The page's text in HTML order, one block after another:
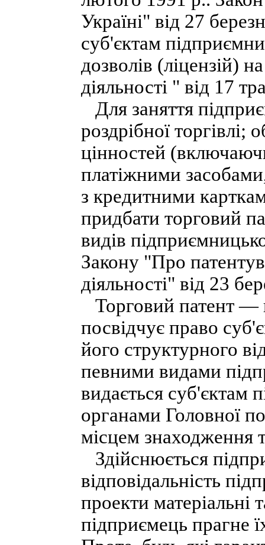
Україні" від 27
суб'єктам
дозволів (ліцензій)
діяльності " від 17
Для заняття
роздрібної торгівлі;
цінностей
платіжними
з кредитними
придбати торговий
видів
Закону "Про
діяльності" від 23
Торговий патент —
посвідчує право
його структурного
певними видами
видається суб'єктам
органами Головної
місцем знаходження
Здійснюється
відповідальність
проекти матеріальні
підприємець прагне